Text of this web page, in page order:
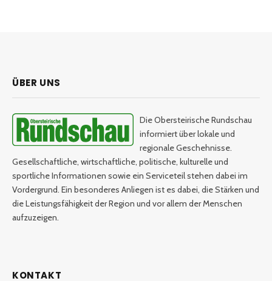
ÜBER UNS
Die Obersteirische Rundschau
informiert über lokale und
regionale Geschehnisse.
Gesellschaftliche, wirtschaftliche, politische, kulturelle und
sportliche Informationen sowie ein Serviceteil stehen dabei im
Vordergrund. Ein besonderes Anliegen ist es dabei, die Stärken und
die Leistungsfähigkeit der Region und vor allem der Menschen
aufzuzeigen.
KONTAKT